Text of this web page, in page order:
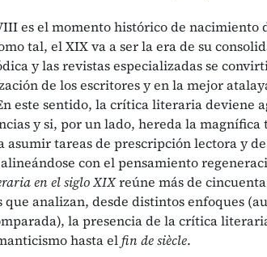
es el momento histórico de nacimiento
tal, el XIX va a ser la era de su
y las revistas especializadas se
de los escritores y en la mejor
este sentido, la crítica literaria deviene
y si, por un lado, hereda la
asumir tareas de prescripción lectora y
con el pensamiento
en el siglo XIXreúne más de
que analizan, desde distintos enfoques
la presencia de la crítica
hasta elfin de siècle.